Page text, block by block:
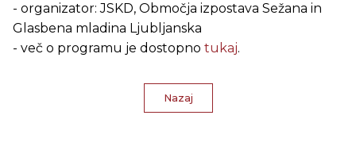
- organizator: JSKD, Območja izpostava Sežana in
Glasbena mladina Ljubljanska
- več o programu je dostopno tukaj.
Nazaj